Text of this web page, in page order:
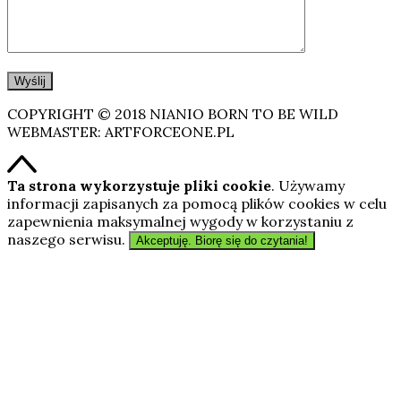
COPYRIGHT © 2018 NIANIO BORN TO BE WILD
WEBMASTER: ARTFORCEONE.PL
Ta strona wykorzystuje pliki cookie. Używamy
informacji zapisanych za pomocą plików cookies w celu
zapewnienia maksymalnej wygody w korzystaniu z
naszego serwisu.
Akceptuję. Biorę się do czytania!